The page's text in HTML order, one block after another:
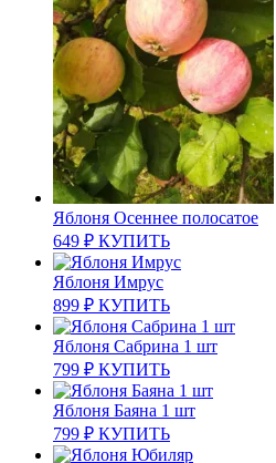
Яблоня Осеннее полосатое
649 ₽ КУПИТЬ
Яблоня Имрус
899 ₽ КУПИТЬ
Яблоня Сабрина 1 шт
799 ₽ КУПИТЬ
Яблоня Баяна 1 шт
799 ₽ КУПИТЬ